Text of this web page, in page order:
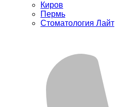
Киров
Пермь
Стоматология Лайт